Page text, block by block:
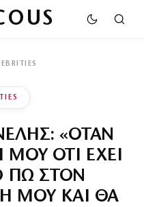
«ΟΤΑΝ
ΟΤΙ ΕΧΕΙ
ΠΩ ΣΤΟΝ
ΜΟΥ ΚΑΙ ΘΑ